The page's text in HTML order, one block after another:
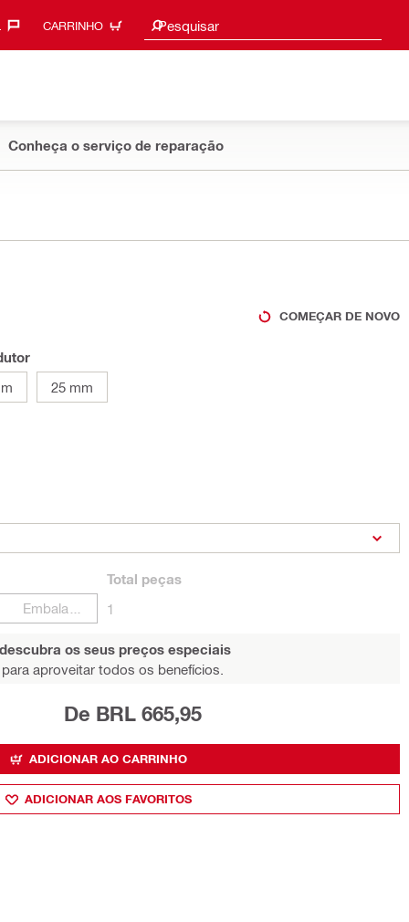
CARRINHO Pesquisar
Sugestões de pesquisa
Conheça o serviço de reparação
COMEÇAR DE NOVO
25 mm
Total peças
1
os seus preços especiais
aproveitar todos os benefícios.
De BRL 665,95
ADICIONAR AO CARRINHO
ADICIONAR AOS FAVORITOS